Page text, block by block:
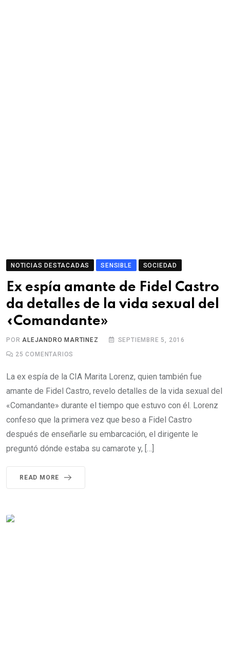
NOTICIAS DESTACADAS SENSIBLE SOCIEDAD
Ex espía amante de Fidel Castro
da detalles de la vida sexual del
«Comandante»
POR ALEJANDRO MARTINEZ
SEPTIEMBRE 5, 2016
25 COMENTARIOS
La ex espía de la CIA Marita Lorenz, quien también fue
amante de Fidel Castro, revelo detalles de la vida sexual del
«Comandante» durante el tiempo que estuvo con él. Lorenz
confeso que la primera vez que beso a Fidel Castro
después de enseñarle su embarcación, el dirigente le
preguntó dónde estaba su camarote y, […]
READ MORE